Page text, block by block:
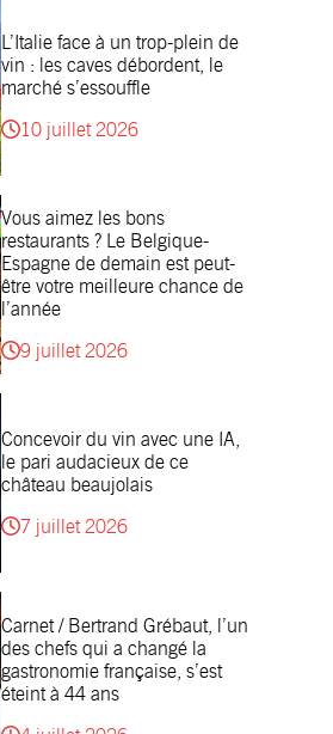
L’Italie face à un trop-plein de
vin : les caves débordent, le
marché s’essouffle
10 juillet 2026
Vous aimez les bons
restaurants ? Le Belgique-
Espagne de demain est peut-
être votre meilleure chance de
l’année
9 juillet 2026
Concevoir du vin avec une IA,
le pari audacieux de ce
château beaujolais
7 juillet 2026
Carnet / Bertrand Grébaut, l’un
des chefs qui a changé la
gastronomie française, s’est
éteint à 44 ans